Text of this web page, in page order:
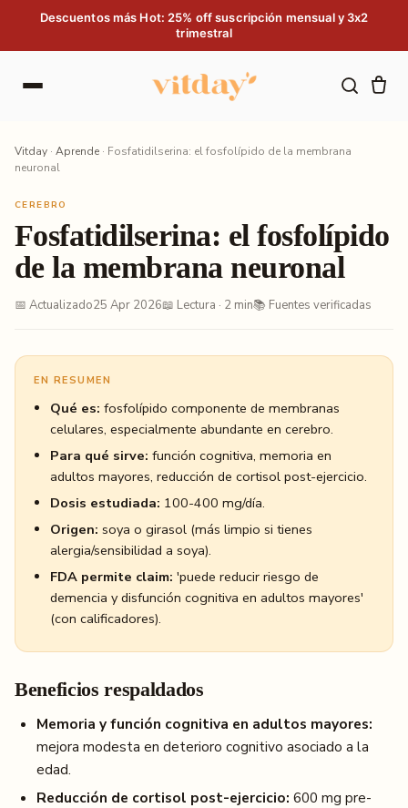
Saltar al contenido
Descuentos más Hot: 25% off suscripción mensual y 3x2
trimestral
Vitday · Aprende · Fosfatidilserina: el fosfolípido de la membrana
neuronal
CEREBRO
Fosfatidilserina: el fosfolípido
de la membrana neuronal
📅 Actualizado25 Apr 2026📖 Lectura · 2 min📚 Fuentes verificadas
EN RESUMEN
Qué es: fosfolípido componente de membranas
celulares, especialmente abundante en cerebro.
Para qué sirve: función cognitiva, memoria en
adultos mayores, reducción de cortisol post-ejercicio.
Dosis estudiada: 100-400 mg/día.
Origen: soya o girasol (más limpio si tienes
alergia/sensibilidad a soya).
FDA permite claim: 'puede reducir riesgo de
demencia y disfunción cognitiva en adultos mayores'
(con calificadores).
Beneficios respaldados
Memoria y función cognitiva en adultos mayores:
mejora modesta en deterioro cognitivo asociado a la
edad.
Reducción de cortisol post-ejercicio: 600 mg pre-